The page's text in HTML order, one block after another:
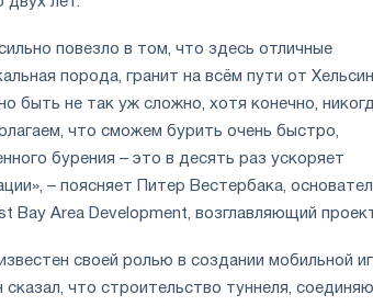
повезло в том, что здесь отличные
порода, гранит на всём пути от
быть не так уж сложно, хотя конечно,
что сможем бурить очень быстро,
бурения – это в десять раз ускоряет
», – поясняет Питер Вестербака,
Bay Area Development, возглавляющий
своей ролью в создании мобильной
что строительство туннеля,